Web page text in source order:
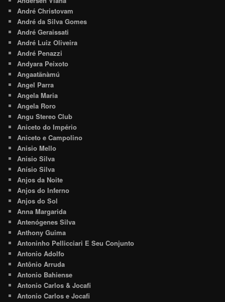
André Christovam
André da Silva Gomes
André Geraissati
André Luiz Oliveira
André Penazzi
Andyara Peixoto
Angaatãnàmú
Angel Parra
Angela Maria
Angela Roro
Angu Stereo Club
Aniceto do Império
Aniceto e Campolino
Anisio Mello
Anisio Silva
Anísio Silva
Anjos da Noite
Anjos do Inferno
Anjos do Sol
Anna Margarida
Antenógenes Silva
Anthony Guima
Antoninho Pellicciari E Seu Conjunto
Antonio Adolfo
Antônio Arruda
Antonio Bahiense
Antonio Carlos & Jocafi
Antonio Carlos e Jocafi